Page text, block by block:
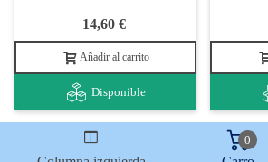
14,60 €
Añadir al carrito
Disponible
0